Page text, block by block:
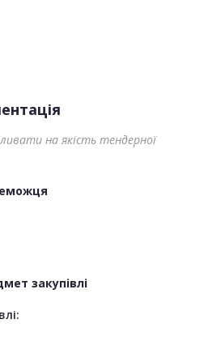
на якість тендерної
закупівлі